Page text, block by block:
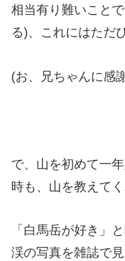
相当有り難いこと
る)、これにはただ
(お、兄ちゃんに感
で、山を初めて一
時も、山を教えて
「白馬岳が好き」
渓の写真を雑誌で見